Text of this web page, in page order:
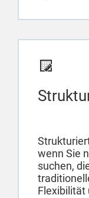
wenn Sie
suchen,
Flexibilität